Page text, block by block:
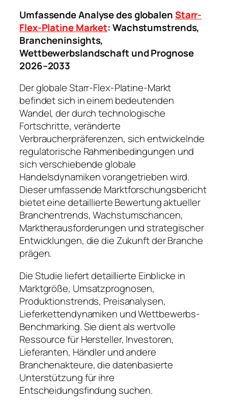
Umfassende Analyse des globalenStarr-
Flex-Platine Market: Wachstumstrends,
Brancheninsights,
Wettbewerbslandschaft und Prognose
2026–2033
Der globale Starr-Flex-Platine-Markt
befindet sich in einem bedeutenden
Wandel, der durch technologische
Fortschritte, veränderte
Verbraucherpräferenzen, sich entwickelnde
regulatorische Rahmenbedingungen und
sich verschiebende globale
Handelsdynamiken vorangetrieben wird.
Dieser umfassende Marktforschungsbericht
bietet eine detaillierte Bewertung aktueller
Branchentrends, Wachstumschancen,
Marktherausforderungen und strategischer
Entwicklungen, die die Zukunft der Branche
prägen.
Die Studie liefert detaillierte Einblicke in
Marktgröße, Umsatzprognosen,
Produktionstrends, Preisanalysen,
Lieferkettendynamiken und Wettbewerbs-
Benchmarking. Sie dient als wertvolle
Ressource für Hersteller, Investoren,
Lieferanten, Händler und andere
Branchenakteure, die datenbasierte
Unterstützung für ihre
Entscheidungsfindung suchen.